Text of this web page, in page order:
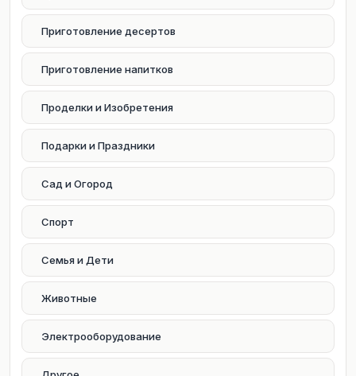
Приготовление десертов
Приготовление напитков
Проделки и Изобретения
Подарки и Праздники
Сад и Огород
Спорт
Семья и Дети
Животные
Электрооборудование